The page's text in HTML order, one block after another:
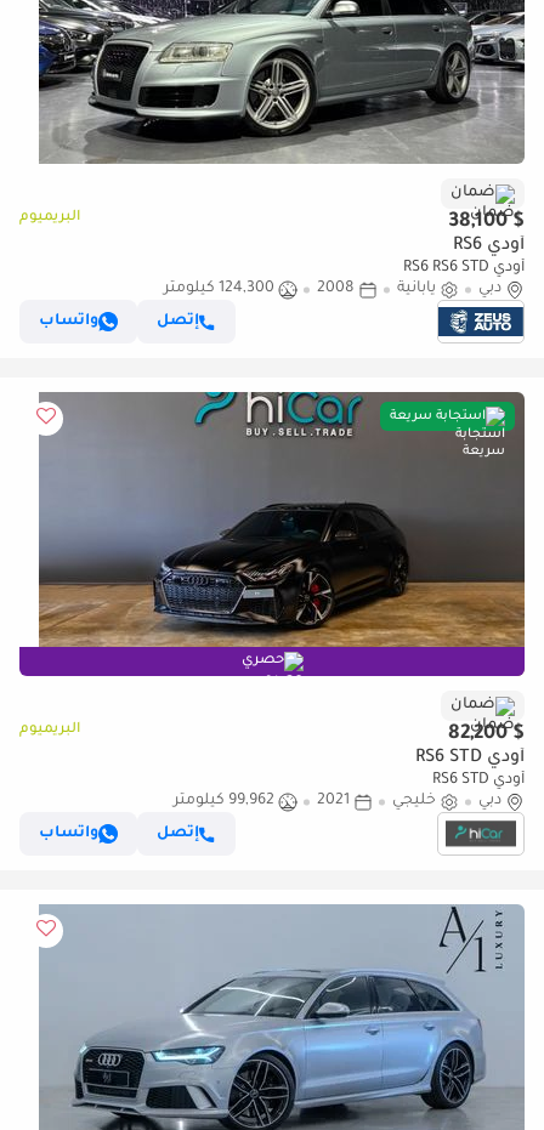
ضمان
$ 38,100 البريميوم
أودي RS6
أودي RS6 RS6 STD
دبي
يابانية 2008
124,300 كيلومتر
إتصل
واتساب
استجابة سريعة
حصري
ضمان
$ 82,200 البريميوم
أودي RS6 STD
أودي RS6 STD
دبي
خليجي 2021
99,962 كيلومتر
إتصل
واتساب